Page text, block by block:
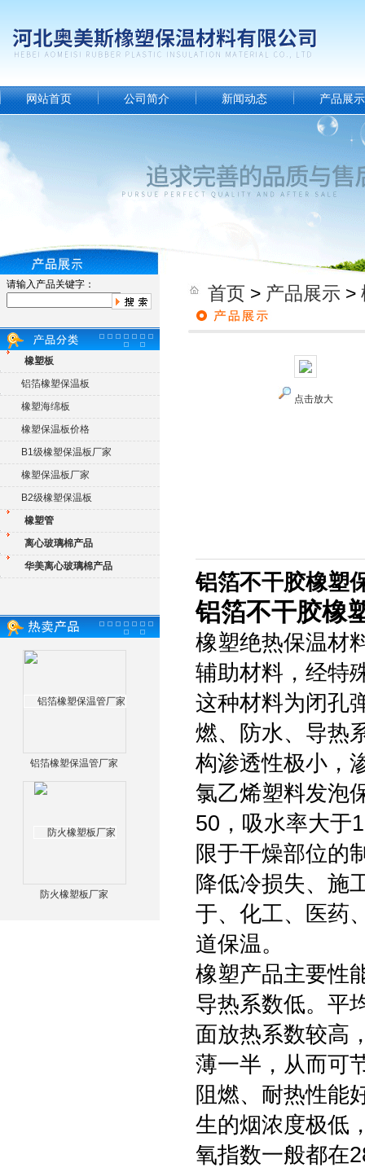
网站首页 公司简介 新闻动态 产品展示
请输入产品关键字：
橡塑板
铝箔橡塑保温板
橡塑海绵板
橡塑保温板价格
B1级橡塑保温板厂家
橡塑保温板厂家
B2级橡塑保温板
橡塑管
离心玻璃棉产品
华美离心玻璃棉产品
铝箔橡塑保温管厂家
防火橡塑板厂家
首页 > 产品展示 >
点击放大
铝箔不干胶橡塑
铝箔不干胶橡
橡塑绝热保温材
辅助材料，经特
这种材料为闭孔
燃、防水、导热
构渗透性极小，
氯乙烯塑料发泡
50，吸水率大于
限于干燥部位的
降低冷损失、施
于、化工、医药
道保温。
橡塑产品主要性
导热系数低。平
面放热系数较高
薄一半，从而可
阻燃、耐热性能
生的烟浓度极低
氧指数一般都在